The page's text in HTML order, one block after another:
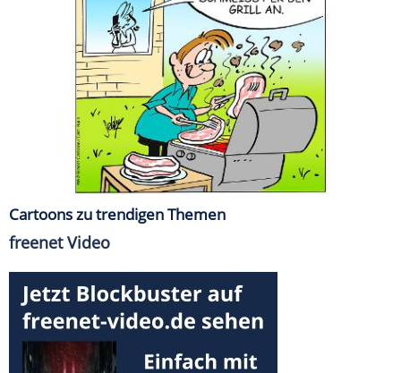
Cartoons zu trendigen Themen
freenet Video